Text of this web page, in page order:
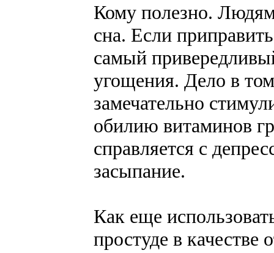
Кому полезно.
сна. Если
самый
угощения. Дело в
замечательно
обилию витаминов
справляется с
засыпание.
Как еще
простуде в качестве